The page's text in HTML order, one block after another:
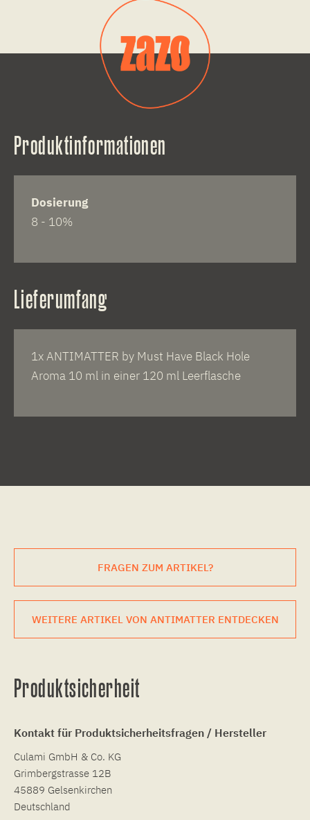
Produktinformationen
Dosierung
8 - 10%
Lieferumfang
1x ANTIMATTER by Must Have Black Hole
Aroma 10 ml in einer 120 ml Leerflasche
FRAGEN ZUM ARTIKEL?
WEITERE ARTIKEL VON ANTIMATTER ENTDECKEN
Produktsicherheit
Kontakt für Produktsicherheitsfragen / Hersteller
Culami GmbH & Co. KG
Grimbergstrasse 12B
45889 Gelsenkirchen
Deutschland